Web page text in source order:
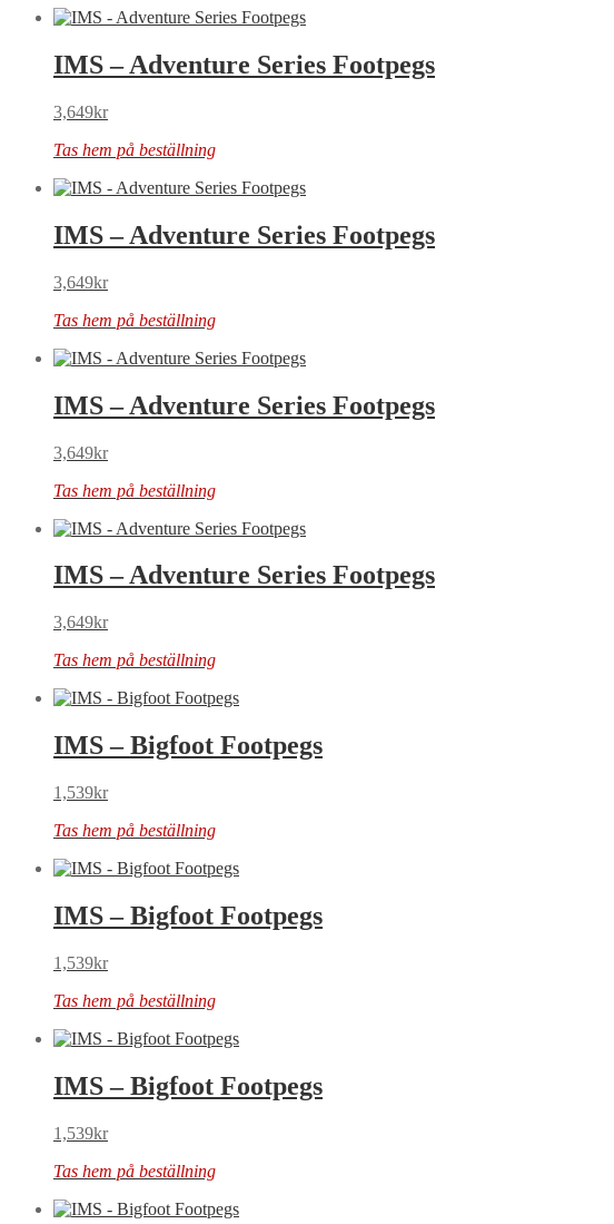
IMS – Adventure Series Footpegs
3,649kr
Tas hem på beställning
IMS – Adventure Series Footpegs
3,649kr
Tas hem på beställning
IMS – Adventure Series Footpegs
3,649kr
Tas hem på beställning
IMS – Adventure Series Footpegs
3,649kr
Tas hem på beställning
IMS – Bigfoot Footpegs
1,539kr
Tas hem på beställning
IMS – Bigfoot Footpegs
1,539kr
Tas hem på beställning
IMS – Bigfoot Footpegs
1,539kr
Tas hem på beställning